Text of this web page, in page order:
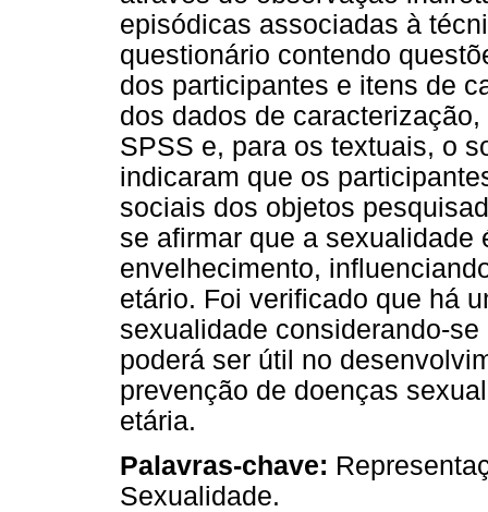
episódicas associadas à
questionário contendo
dos participantes e itens de
dos dados de
SPSS e, para os textuais, o
indicaram que os
sociais dos objetos
se afirmar que a sexualidade
envelhecimento,
etário. Foi verificado que há
sexualidade considerando-
poderá ser útil no
prevenção de doenças
etária.
Palavras-chave:
Sexualidade.